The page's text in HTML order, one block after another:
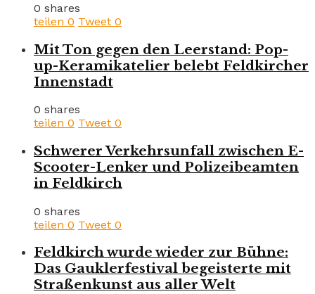
0 shares
teilen 0 Tweet 0
Mit Ton gegen den Leerstand: Pop-
up-Keramikatelier belebt Feldkircher
Innenstadt
0 shares
teilen 0 Tweet 0
Schwerer Verkehrsunfall zwischen E-
Scooter-Lenker und Polizeibeamten
in Feldkirch
0 shares
teilen 0 Tweet 0
Feldkirch wurde wieder zur Bühne:
Das Gauklerfestival begeisterte mit
Straßenkunst aus aller Welt